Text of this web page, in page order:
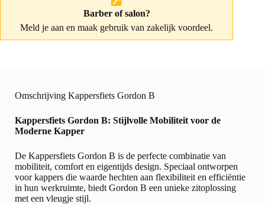
Barber of salon?
Meld je aan en maak gebruik van zakelijk voordeel.
Omschrijving Kappersfiets Gordon B
Kappersfiets Gordon B: Stijlvolle Mobiliteit voor de
Moderne Kapper
De Kappersfiets Gordon B is de perfecte combinatie van
mobiliteit, comfort en eigentijds design. Speciaal ontworpen
voor kappers die waarde hechten aan flexibiliteit en efficiëntie
in hun werkruimte, biedt Gordon B een unieke zitoplossing
met een vleugje stijl.